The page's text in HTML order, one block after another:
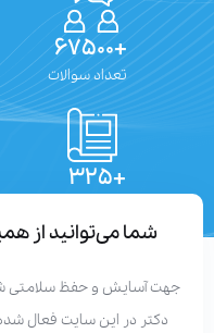
تعداد سوالات
شما می‌توانید از همین
آسایش و حفظ سلامتی شما
دکتر در این سایت فعال شده